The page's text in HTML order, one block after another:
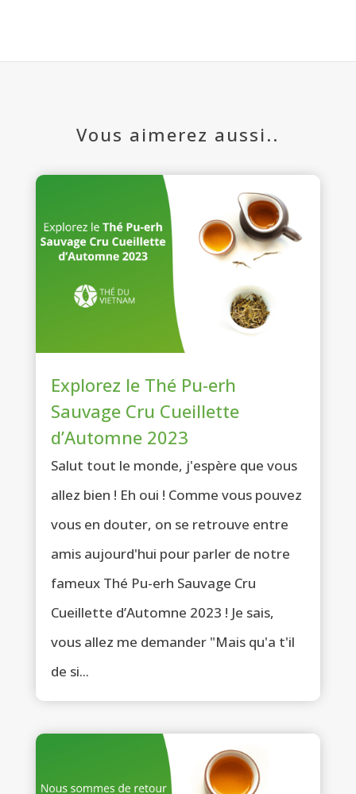
Vous aimerez aussi..
Explorez le Thé Pu-erh
Sauvage Cru Cueillette
d’Automne 2023
Salut tout le monde, j'espère que vous
allez bien ! Eh oui ! Comme vous pouvez
vous en douter, on se retrouve entre
amis aujourd'hui pour parler de notre
fameux Thé Pu-erh Sauvage Cru
Cueillette d’Automne 2023 ! Je sais,
vous allez me demander "Mais qu'a t'il
de si...